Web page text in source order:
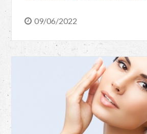
09/06/2022